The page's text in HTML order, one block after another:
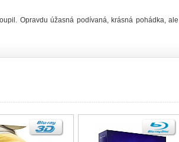
Opravdu úžasná podívaná, krásná pohádka, ale